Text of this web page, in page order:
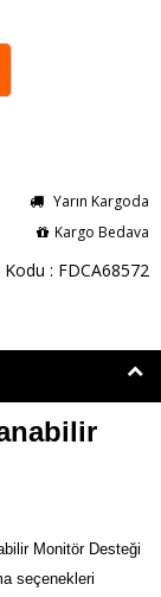
Yarın Kargoda
Kargo Bedava
: FDCA68572
Monitör Desteği
seçenekleri